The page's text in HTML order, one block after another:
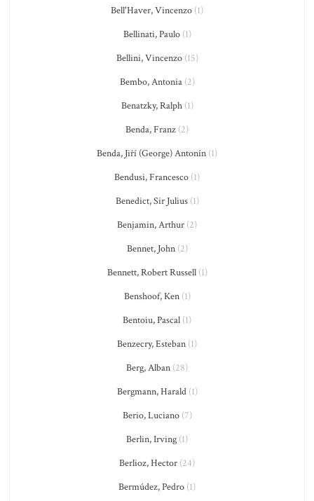
Bell'Haver, Vincenzo (1)
Bellinati, Paulo(1)
Bellini, Vincenzo(15)
Bembo, Antonia(2)
Benatzky, Ralph(1)
Benda, Franz (2)
Benda, Jiří (George) Antonín (1)
Bendusi, Francesco (1)
Benedict, Sir Julius(1)
Benjamin, Arthur (2)
Bennet, John(2)
Bennett, Robert Russell(1)
Benshoof, Ken(1)
Bentoiu, Pascal (1)
Benzecry, Esteban (1)
Berg, Alban (28)
Bergmann, Harald(1)
Berio, Luciano(7)
Berlin, Irving (1)
Berlioz, Hector (24)
Bermúdez, Pedro (1)